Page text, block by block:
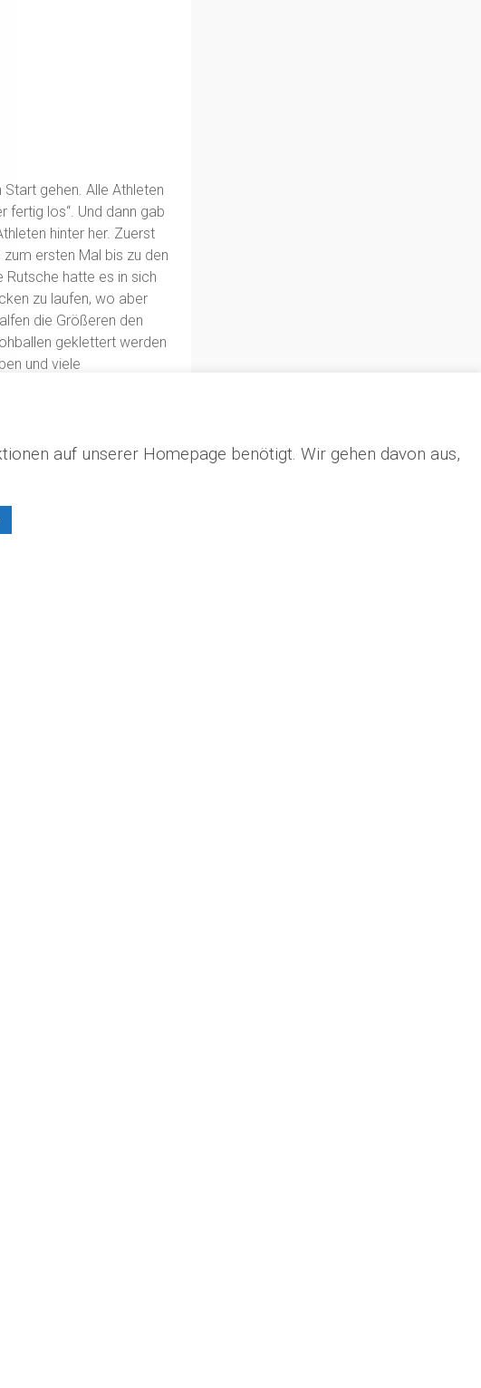
gehen. Alle Athleten
fertig los“. Und dann gab
hinter her. Zuerst
ersten Mal bis zu den
Rutsche hatte es in sich
zu laufen, wo aber
die Größeren den
geklettert werden
und viele
und über die
Spaß und fühlten
auf unserer Homepage benötigt. Wir gehen davon aus,